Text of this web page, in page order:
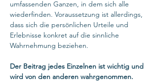
umfassenden Ganzen, in dem sich alle
wiederfinden. Voraussetzung ist allerdings,
dass sich die persönlichen Urteile und
Erlebnisse konkret auf die sinnliche
Wahrnehmung beziehen.
Der Beitrag jedes Einzelnen ist wichtig und
wird von den anderen wahrgenommen.